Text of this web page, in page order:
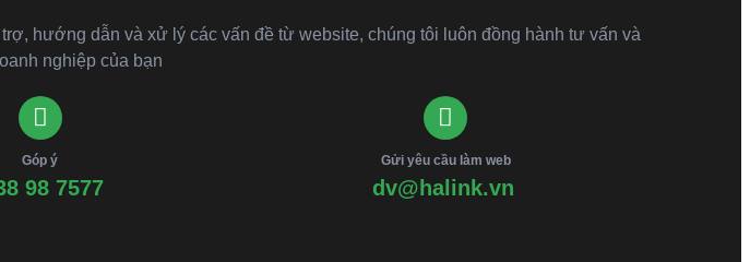
hướng dẫn và xử lý các vấn đề từ website, chúng tôi luôn đồng hành tư vấn và
nghiệp của bạn
Góp ý
98 7577
Gửi yêu cầu làm web
dv@halink.vn